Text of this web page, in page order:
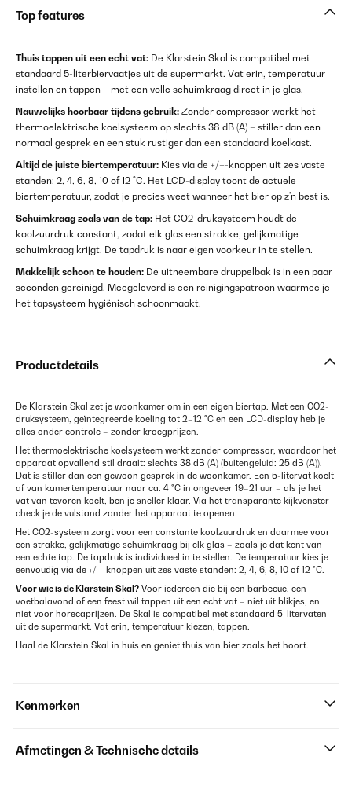
Top features
Thuis tappen uit een echt vat: De Klarstein Skal is compatibel met
standaard 5-literbiervaatjes uit de supermarkt. Vat erin, temperatuur
instellen en tappen – met een volle schuimkraag direct in je glas.
Nauwelijks hoorbaar tijdens gebruik: Zonder compressor werkt het
thermoelektrische koelsysteem op slechts 38 dB (A) – stiller dan een
normaal gesprek en een stuk rustiger dan een standaard koelkast.
Altijd de juiste biertemperatuur: Kies via de +/–-knoppen uit zes vaste
standen: 2, 4, 6, 8, 10 of 12 °C. Het LCD-display toont de actuele
biertemperatuur, zodat je precies weet wanneer het bier op z'n best is.
Schuimkraag zoals van de tap: Het CO2-druksysteem houdt de
koolzuurdruk constant, zodat elk glas een strakke, gelijkmatige
schuimkraag krijgt. De tapdruk is naar eigen voorkeur in te stellen.
Makkelijk schoon te houden: De uitneembare druppelbak is in een paar
seconden gereinigd. Meegeleverd is een reinigingspatroon waarmee je
het tapsysteem hygiënisch schoonmaakt.
Productdetails
De Klarstein Skal zet je woonkamer om in een eigen biertap. Met een CO2-
druksysteem, geïntegreerde koeling tot 2–12 °C en een LCD-display heb je
alles onder controle – zonder kroegprijzen.
Het thermoelektrische koelsysteem werkt zonder compressor, waardoor het
apparaat opvallend stil draait: slechts 38 dB (A) (buitengeluid: 25 dB (A)).
Dat is stiller dan een gewoon gesprek in de woonkamer. Een 5-litervat koelt
af van kamertemperatuur naar ca. 4 °C in ongeveer 19–21 uur – als je het
vat van tevoren koelt, ben je sneller klaar. Via het transparante kijkvenster
check je de vulstand zonder het apparaat te openen.
Het CO2-systeem zorgt voor een constante koolzuurdruk en daarmee voor
een strakke, gelijkmatige schuimkraag bij elk glas – zoals je dat kent van
een echte tap. De tapdruk is individueel in te stellen. De temperatuur kies je
eenvoudig via de +/–-knoppen uit zes vaste standen: 2, 4, 6, 8, 10 of 12 °C.
Voor wie is de Klarstein Skal? Voor iedereen die bij een barbecue, een
voetbalavond of een feest wil tappen uit een echt vat – niet uit blikjes, en
niet voor horecaprijzen. De Skal is compatibel met standaard 5-litervaten
uit de supermarkt. Vat erin, temperatuur kiezen, tappen.
Haal de Klarstein Skal in huis en geniet thuis van bier zoals het hoort.
Kenmerken
Afmetingen & Technische details